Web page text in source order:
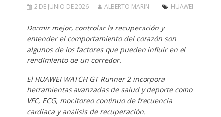
2 DE JUNIO DE 2026 ALBERTO MARIN HUAWEI
Dormir mejor, controlar la recuperación y
entender el comportamiento del corazón son
algunos de los factores que pueden influir en el
rendimiento de un corredor.
El HUAWEI WATCH GT Runner 2 incorpora
herramientas avanzadas de salud y deporte como
VFC, ECG, monitoreo continuo de frecuencia
cardiaca y análisis de recuperación.